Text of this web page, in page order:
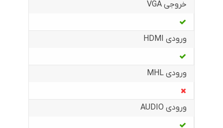
خروجی VGA
ورودی HDMI
ورودی MHL
ورودی AUDIO